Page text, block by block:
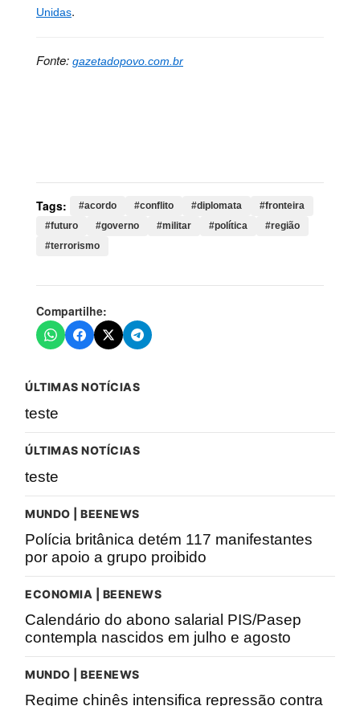
Unidas.
Fonte: gazetadopovo.com.br
Tags: #acordo #conflito #diplomata
#fronteira
#futuro
#governo #militar #política
#região
#terrorismo
Compartilhe:
ÚLTIMAS NOTÍCIAS
teste
ÚLTIMAS NOTÍCIAS
teste
MUNDO | BEENEWS
Polícia britânica detém 117 manifestantes
por apoio a grupo proibido
ECONOMIA | BEENEWS
Calendário do abono salarial PIS/Pasep
contempla nascidos em julho e agosto
MUNDO | BEENEWS
Regime chinês intensifica repressão contra